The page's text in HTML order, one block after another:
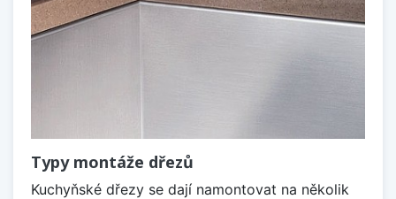
Typy montáže dřezů
Kuchyňské dřezy se dají namontovat na několik